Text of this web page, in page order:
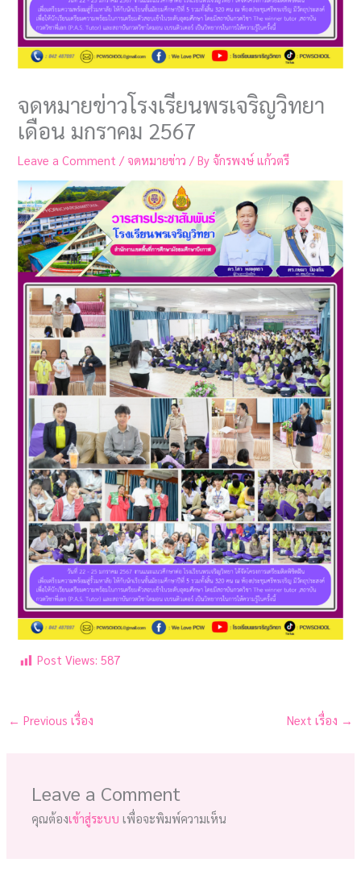
จดหมายข่าวโรงเรียนพรเจริญวิทยา
เดือน มกราคม 2567
Leave a Comment / จดหมายข่าว / By จักรพงษ์ แก้วตรี
Post Views: 587
← Previous เรื่อง Next เรื่อง →
Leave a Comment
คุณต้องเข้าสู่ระบบ เพื่อจะพิมพ์ความเห็น